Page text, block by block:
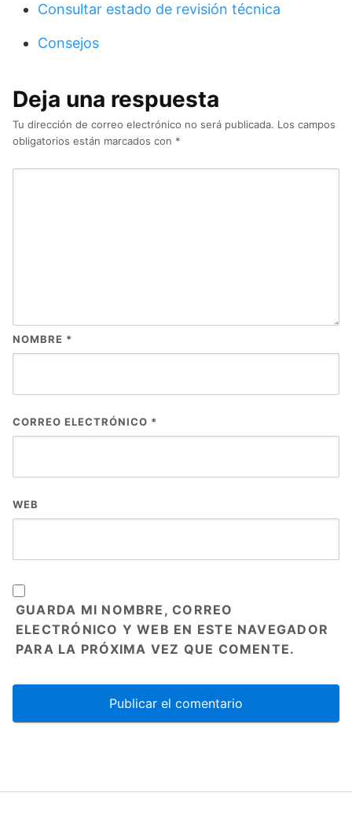
Consultar estado de revisión técnica
Consejos
Deja una respuesta
Tu dirección de correo electrónico no será publicada. Los campos
obligatorios están marcados con *
NOMBRE *
CORREO ELECTRÓNICO *
WEB
GUARDA MI NOMBRE, CORREO
ELECTRÓNICO Y WEB EN ESTE NAVEGADOR
PARA LA PRÓXIMA VEZ QUE COMENTE.